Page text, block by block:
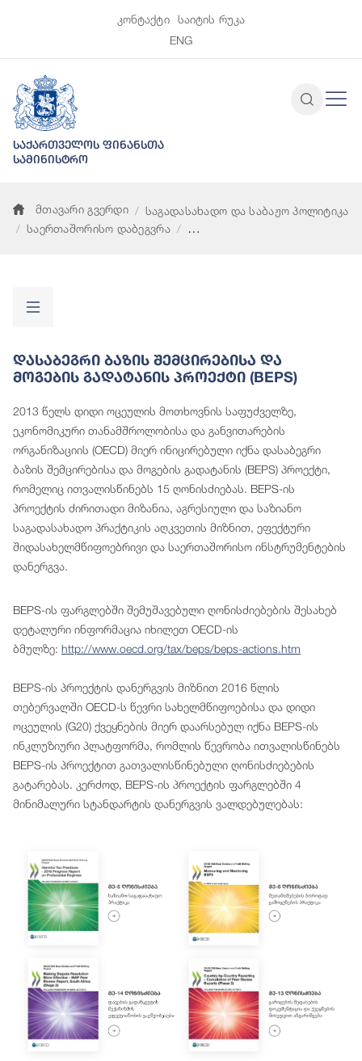
კონტაქტი
საიტის რუკა
ENG
საქართველოს ფინანსთა
სამინისტრო
მთავარი გვერდი
საგადასახადო და საბაჟო პოლიტიკა
საერთაშორისო დაბეგვრა
Დასაბეგრი Ბაზის Შემცირებისა Და
Მოგების Გადატანის Პროექტი (BEPS)
2013 წელს დიდი ოცეულის მოთხოვნის საფუძველზე,
ეკონომიკური თანამშროლობისა და განვითარების
ორგანიზაციის (OECD) მიერ ინიცირებული იქნა დასაბეგრი
ბაზის შემცირებისა და მოგების გადატანის (BEPS) პროექტი,
რომელიც ითვალისწინებს 15 ღონისძიებას. BEPS-ის
პროექტის ძირითადი მიზანია, აგრესიული და საზიანო
საგადასახადო პრაქტიკის აღკვეთის მიზნით, ეფექტური
შიდასახელმწიფოებრივი და საერთაშორისო ინსტრუმენტების
დანერგვა.
BEPS-ის ფარგლებში შემუშავებული ღონისძიებების შესახებ
დეტალური ინფორმაცია იხილეთ OECD-ის
ბმულზე: http://www.oecd.org/tax/beps/beps-actions.htm
BEPS-ის პროექტის დანერგვის მიზნით 2016 წლის
თებერვალში OECD-ს წევრი სახელმწიფოებისა და დიდი
ოცეულის (G20) ქვეყნების მიერ დაარსებულ იქნა BEPS-ის
ინკლუზიური პლატფორმა, რომლის წევრობა ითვალისწინებს
BEPS-ის პროექტით გათვალისწინებული ღონისძიებების
გატარებას. კერძოდ, BEPS-ის პროექტის ფარგლებში 4
მინიმალური სტანდარტის დანერგვის ვალდებულებას: